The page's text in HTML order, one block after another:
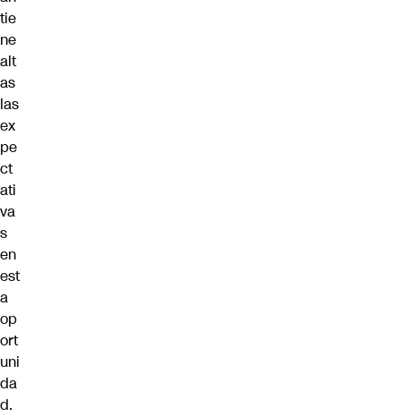
tie
ne
alt
as
las
ex
pe
ct
ati
va
s
en
est
a
op
ort
uni
da
d.